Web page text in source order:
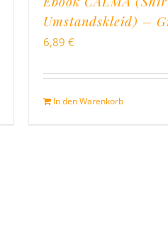
Umstandskleid) –
6,89€
In den Warenkorb